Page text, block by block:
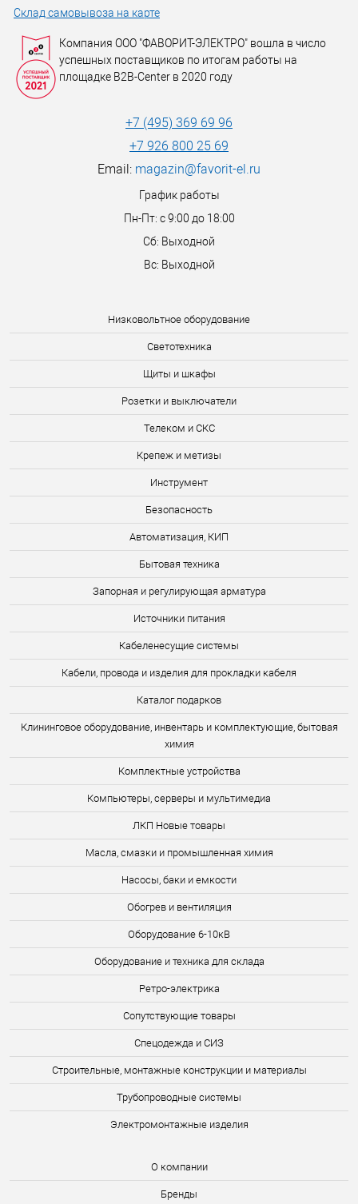
Низковольтное оборудование
Светотехника
Щиты и шкафы
Розетки и выключатели
Телеком и СКС
Крепеж и метизы
Инструмент
Безопасность
Автоматизация, КИП
Бытовая техника
Запорная и регулирующая арматура
Источники питания
Кабеленесущие системы
Кабели, провода и изделия для прокладки кабеля
Каталог подарков
Клининговое оборудование, инвентарь и комплектующие, бытовая
химия
Комплектные устройства
Компьютеры, серверы и мультимедиа
ЛКП Новые товары
Масла, смазки и промышленная химия
Насосы, баки и емкости
Обогрев и вентиляция
Оборудование 6-10кВ
Оборудование и техника для склада
Ретро-электрика
Сопутствующие товары
Спецодежда и СИЗ
Строительные, монтажные конструкции и материалы
Трубопроводные системы
Электромонтажные изделия
О компании
Бренды
Склад самовывоза на карте
Компания ООО "ФАВОРИТ-ЭЛЕКТРО" вошла в число
успешных поставщиков по итогам работы на
площадке B2B-Center в 2020 году
+7 (495) 369 69 96
+7 926 800 25 69
Email: magazin@favorit-el.ru
График работы
Пн-Пт: с 9:00 до 18:00
Сб: Выходной
Вс: Выходной